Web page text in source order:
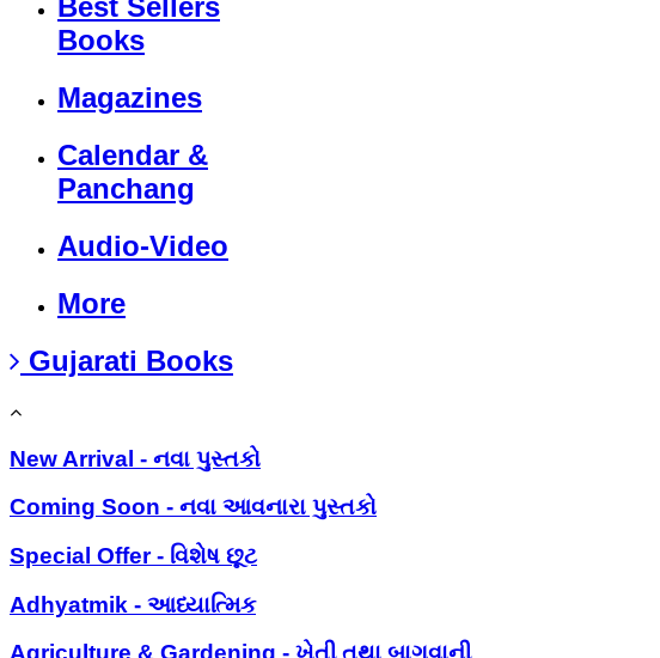
Best Sellers
Books
Magazines
Calendar &
Panchang
Audio-Video
More
Gujarati Books
New Arrival - નવા પુસ્તકો
Coming Soon - નવા આવનારા પુસ્તકો
Special Offer - વિશેષ છૂટ
Adhyatmik - આધ્યાત્મિક